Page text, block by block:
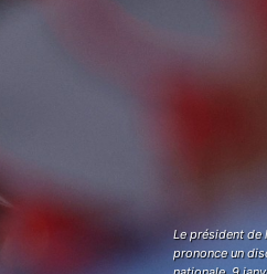
Le président de
prononce un